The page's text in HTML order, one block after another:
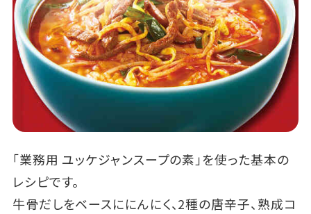
「業務用 ユッケジャンスープの素」を使った基本の
レシピです。
牛骨だしをベースににんにく、2種の唐辛子、熟成コ